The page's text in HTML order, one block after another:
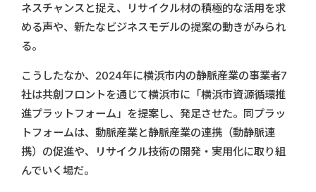
ネスチャンスと捉え、リサイクル材の積極的な活用を求
める声や、新たなビジネスモデルの提案の動きがみられ
る。
こうしたなか、2024年に横浜市内の静脈産業の事業者7
社は共創フロントを通じて横浜市に「横浜市資源循環推
進プラットフォーム」を提案し、発足させた。同プラッ
トフォームは、動脈産業と静脈産業の連携（動静脈連
携）の促進や、リサイクル技術の開発・実用化に取り組
んでいく場だ。